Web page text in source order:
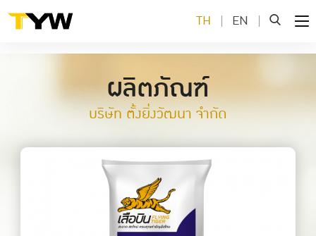
TH EN
ผลิตภัณฑ์
บริษัท ตั้งยิ่งวัฒนา จำกัด